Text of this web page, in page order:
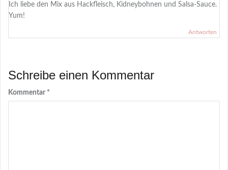
Ich liebe den Mix aus Hackfleisch, Kidneybohnen und Salsa-Sauce.
Yum!
Antworten
Schreibe einen Kommentar
Kommentar *